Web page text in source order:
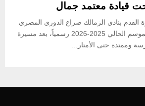
قيادة معتمد جمال
القدم بنادي الزمالك صراع الدوري المصري
الممتاز “دوري نايل” للموسم الحالي 2025-2026 رسمياً، بعد مسيرة
وممتدة حتى الأمتار...